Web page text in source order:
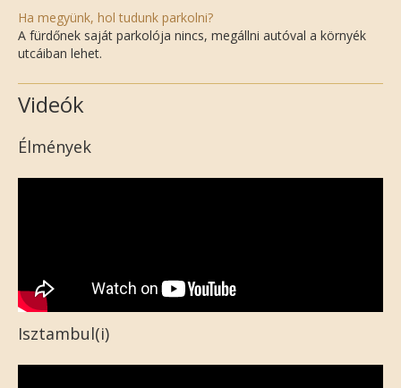
Ha megyünk, hol tudunk parkolni?
A fürdőnek saját parkolója nincs, megállni autóval a környék
utcáiban lehet.
Videók
Élmények
Isztambul(i)